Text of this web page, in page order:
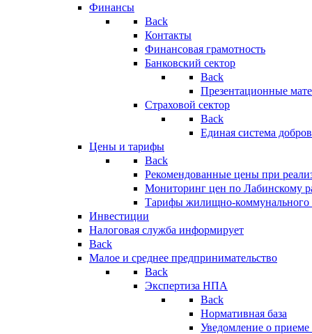
Финансы
Back
Контакты
Финансовая грамотность
Банковский сектор
Back
Презентационные
Страховой сектор
Back
Единая система
Цены и тарифы
Back
Рекомендованные цены при
Мониторинг цен по Лабинскому
Тарифы жилищно-коммунального
Инвестиции
Налоговая служба информирует
Back
Малое и среднее предпринимательство
Back
Экспертиза НПА
Back
Нормативная база
Уведомление о